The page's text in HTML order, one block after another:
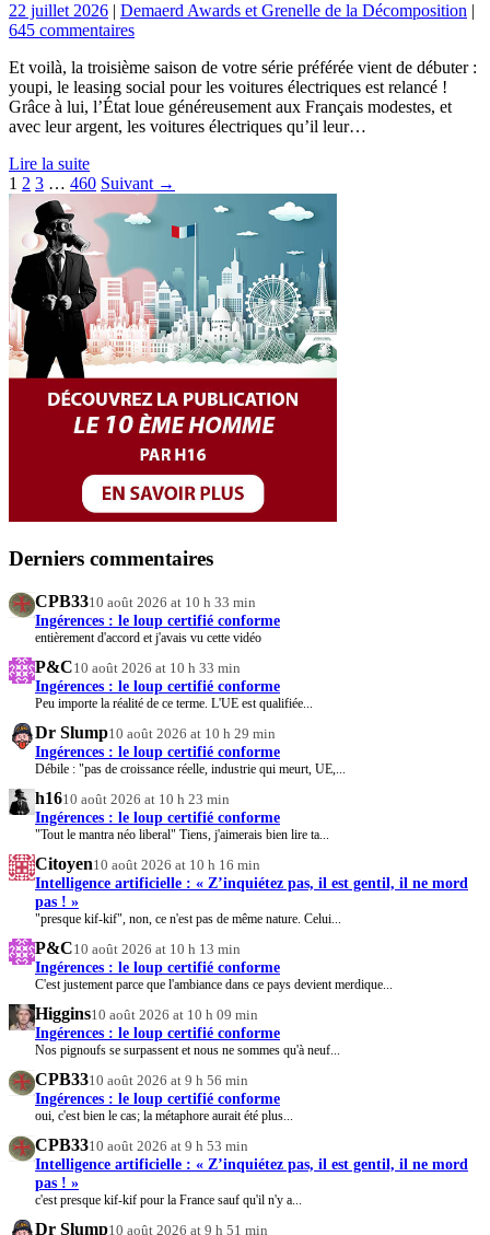
22 juillet 2026 | Demaerd Awards et Grenelle de la Décomposition |
645 commentaires
Et voilà, la troisième saison de votre série préférée vient de débuter :
youpi, le leasing social pour les voitures électriques est relancé !
Grâce à lui, l’État loue généreusement aux Français modestes, et
avec leur argent, les voitures électriques qu’il leur…
Lire la suite
Pagination
des
publications
1 2 3 … 460 Suivant →
Derniers commentaires
CPB3310 août 2026 at 10 h 33 min
Ingérences : le loup certifié conforme
entièrement d'accord et j'avais vu cette vidéo
P&C10 août 2026 at 10 h 33 min
Ingérences : le loup certifié conforme
Peu importe la réalité de ce terme. L'UE est qualifiée...
Dr Slump10 août 2026 at 10 h 29 min
Ingérences : le loup certifié conforme
Débile : "pas de croissance réelle, industrie qui meurt, UE,...
h1610 août 2026 at 10 h 23 min
Ingérences : le loup certifié conforme
"Tout le mantra néo liberal" Tiens, j'aimerais bien lire ta...
Citoyen10 août 2026 at 10 h 16 min
Intelligence artificielle : « Z’inquiétez pas, il est gentil, il ne mord
pas ! »
"presque kif-kif", non, ce n'est pas de même nature. Celui...
P&C10 août 2026 at 10 h 13 min
Ingérences : le loup certifié conforme
C'est justement parce que l'ambiance dans ce pays devient merdique...
Higgins10 août 2026 at 10 h 09 min
Ingérences : le loup certifié conforme
Nos pignoufs se surpassent et nous ne sommes qu'à neuf...
CPB3310 août 2026 at 9 h 56 min
Ingérences : le loup certifié conforme
oui, c'est bien le cas; la métaphore aurait été plus...
CPB3310 août 2026 at 9 h 53 min
Intelligence artificielle : « Z’inquiétez pas, il est gentil, il ne mord
pas ! »
c'est presque kif-kif pour la France sauf qu'il n'y a...
Dr Slump10 août 2026 at 9 h 51 min